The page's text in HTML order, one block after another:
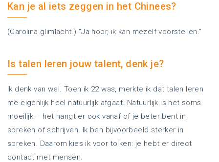
Kan je al iets zeggen in het Chinees?
(Carolina glimlacht.) “Ja hoor, ik kan mezelf voorstellen.”
Is talen leren jouw talent, denk je?
Ik denk van wel. Toen ik 22 was, merkte ik dat talen leren
me eigenlijk heel natuurlijk afgaat. Natuurlijk is het soms
moeilijk – het hangt er ook vanaf of je beter bent in
spreken of schrijven. Ik ben bijvoorbeeld sterker in
spreken. Daarom kies ik voor tolken: je hebt er direct
contact met mensen.